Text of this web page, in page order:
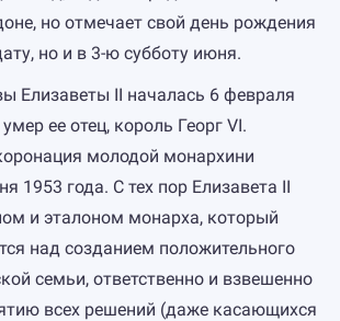
но отмечает свой день рождения
но и в 3-ю субботу июня.
Елизаветы II началась 6 февраля
ее отец, король Георг VI.
молодой монархини
1953 года. С тех пор Елизавета II
и эталоном монарха, который
над созданием положительного
семьи, ответственно и взвешенно
всех решений (даже касающихся